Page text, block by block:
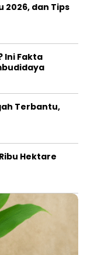
2026, dan Tips
Ini Fakta
Terbantu,
Hektare